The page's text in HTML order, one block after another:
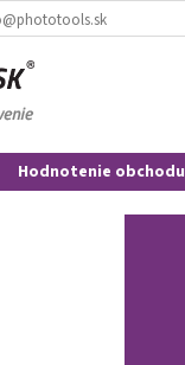
Hodnotenie obchodu